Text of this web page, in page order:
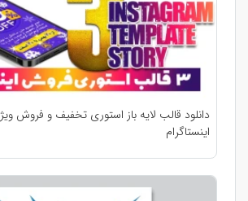
دانلود قالب لایه باز استوری تخفیف و فروش
اینستاگرام